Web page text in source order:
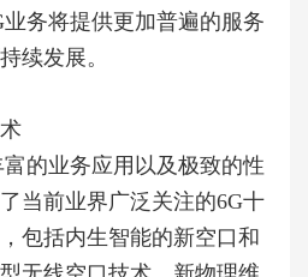
务将提供更加普遍的服务
续发展。
的业务应用以及极致的性
当前业界广泛关注的6G十
包括内生智能的新空口和